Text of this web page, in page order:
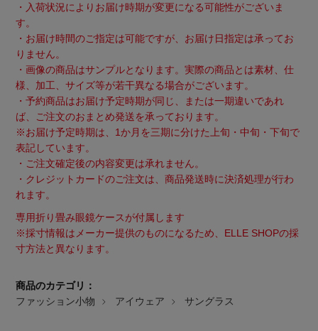
・入荷状況によりお届け時期が変更になる可能性がございま
す。
・お届け時間のご指定は可能ですが、お届け日指定は承ってお
りません。
・画像の商品はサンプルとなります。実際の商品とは素材、仕
様、加工、サイズ等が若干異なる場合がございます。
・予約商品はお届け予定時期が同じ、または一期違いであれ
ば、ご注文のおまとめ発送を承っております。
※お届け予定時期は、1か月を三期に分けた上旬・中旬・下旬で
表記しています。
・ご注文確定後の内容変更は承れません。
・クレジットカードのご注文は、商品発送時に決済処理が行わ
れます。
専用折り畳み眼鏡ケースが付属します
※採寸情報はメーカー提供のものになるため、ELLE SHOPの採
寸方法と異なります。
商品のカテゴリ：
ファッション小物
アイウェア サングラス